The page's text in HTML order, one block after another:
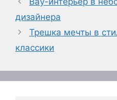
дизайнера
Трешка мечты в
классики